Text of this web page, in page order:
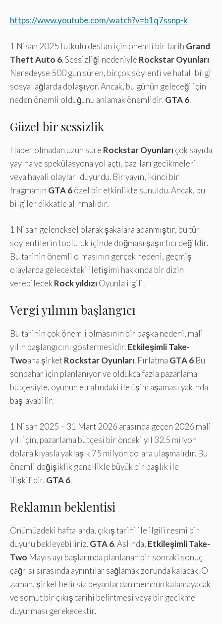
https://www.youtube.com/watch?v=b1q7ssnp-k
1 Nisan 2025 tutkulu destan için önemli bir tarih Grand
Theft Auto 6. Sessizliği nedeniyle Rockstar Oyunları
Neredeyse 500 gün süren, birçok söylenti ve hatalı bilgi
sosyal ağlarda dolaşıyor. Ancak, bu günün geleceği için
neden önemli olduğunu anlamak önemlidir.GTA 6.
Güzel bir sessizlik
Haber olmadan uzun süre Rockstar Oyunlarıçok sayıda
yayına ve spekülasyona yol açtı, bazıları gecikmeleri
veya hayali olayları duyurdu. Bir yayın, ikinci bir
fragmanın GTA 6özel bir etkinlikte sunuldu. Ancak, bu
bilgiler dikkatle alınmalıdır.
1 Nisan geleneksel olarak şakalara adanmıştır, bu tür
söylentilerin topluluk içinde doğması şaşırtıcı değildir.
Bu tarihin önemli olmasının gerçek nedeni, geçmiş
olaylarda gelecekteki iletişimi hakkında bir dizin
verebilecekRock yıldızıOyunla ilgili.
Vergi yılının başlangıcı
Bu tarihin çok önemli olmasının bir başka nedeni, mali
yılın başlangıcını göstermesidir.Etkileşimli Take-
Twoana şirketRockstar Oyunları. Fırlatma GTA 6 Bu
sonbahar için planlanıyor ve oldukça fazla pazarlama
bütçesiyle, oyunun etrafındaki iletişim aşaması yakında
başlayabilir.
1 Nisan 2025 – 31 Mart 2026 arasında geçen 2026 mali
yılı için, pazarlama bütçesi bir önceki yıl 32.5 milyon
dolara kıyasla yaklaşık 75 milyon dolara ulaşmalıdır. Bu
önemli değişiklik genellikle büyük bir başlık ile
ilişkilidir.GTA 6.
Reklamın beklentisi
Önümüzdeki haftalarda, çıkış tarihi ile ilgili resmi bir
duyuru bekleyebiliriz.GTA 6. Aslında, Etkileşimli Take-
Two Mayıs ayı başlarında planlanan bir sonraki sonuç
çağrısı sırasında ayrıntılar sağlamak zorunda kalacak. O
zaman, şirket belirsiz beyanlardan memnun kalamayacak
ve somut bir çıkış tarihi belirtmesi veya bir gecikme
duyurması gerekecektir.